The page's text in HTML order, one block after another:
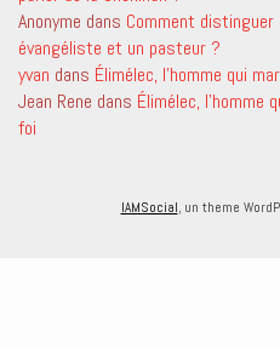
Anonyme dans Comment distinguer
évangéliste et un pasteur ?
yvan dans Élimélec, l’homme qui
Jean Rene dans Élimélec, l’homme
foi
IAMSocial, un theme